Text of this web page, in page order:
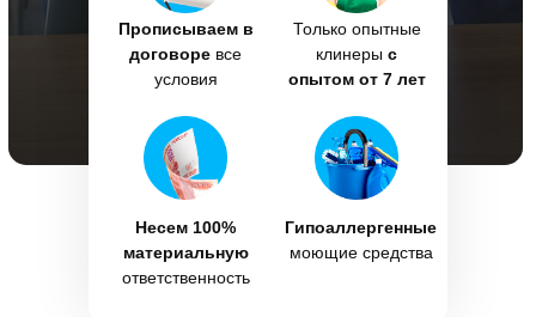
Несем 100%
материальную
ответственность
Только опытные
клинеры с
опытом от 7 лет
Гипоаллергенные
моющие средства
Прописываем в
договоре все
условия